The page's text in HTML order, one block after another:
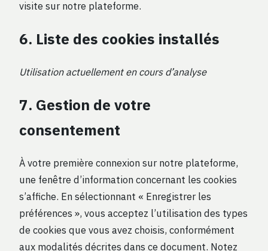
visite sur notre plateforme.
6. Liste des cookies installés
Utilisation actuellement en cours d’analyse
7. Gestion de votre
consentement
À votre première connexion sur notre plateforme,
une fenêtre d’information concernant les cookies
s’affiche. En sélectionnant « Enregistrer les
préférences », vous acceptez l’utilisation des types
de cookies que vous avez choisis, conformément
aux modalités décrites dans ce document. Notez